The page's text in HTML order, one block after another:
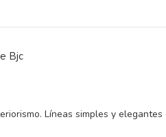
Bjc
Líneas simples y